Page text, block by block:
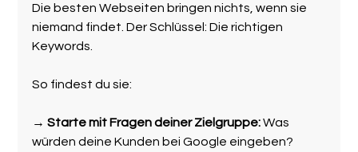
Die besten Webseiten bringen nichts, wenn sie
niemand findet. Der Schlüssel: Die richtigen
Keywords.
So findest du sie:
→ Starte mit Fragen deiner Zielgruppe: Was
würden deine Kunden bei Google eingeben?